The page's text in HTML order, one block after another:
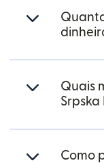
Quais
Srpska
Como